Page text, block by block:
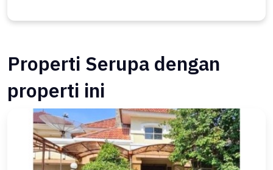
Properti Serupa dengan
properti ini